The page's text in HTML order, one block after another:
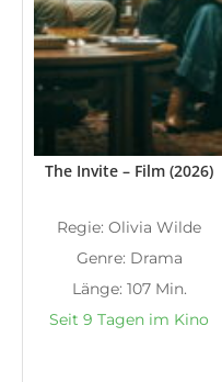
The Invite – Film (2026)
Regie: Olivia Wilde
Genre: Drama
Länge: 107 Min.
Seit 9 Tagen im Kino